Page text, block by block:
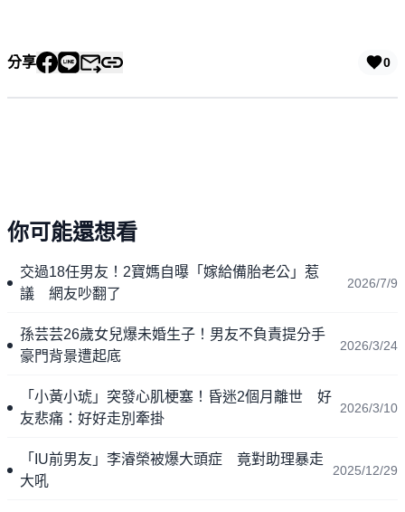
分享 0
你可能還想看
交過18任男友！2寶媽自曝「嫁給備胎老公」惹
議 網友吵翻了
2026/7/9
孫芸芸26歲女兒爆未婚生子！男友不負責提分手
豪門背景遭起底
2026/3/24
「小黃小琥」突發心肌梗塞！昏迷2個月離世 好
友悲痛：好好走別牽掛
2026/3/10
「IU前男友」李濬榮被爆大頭症 竟對助理暴走
大吼
2025/12/29